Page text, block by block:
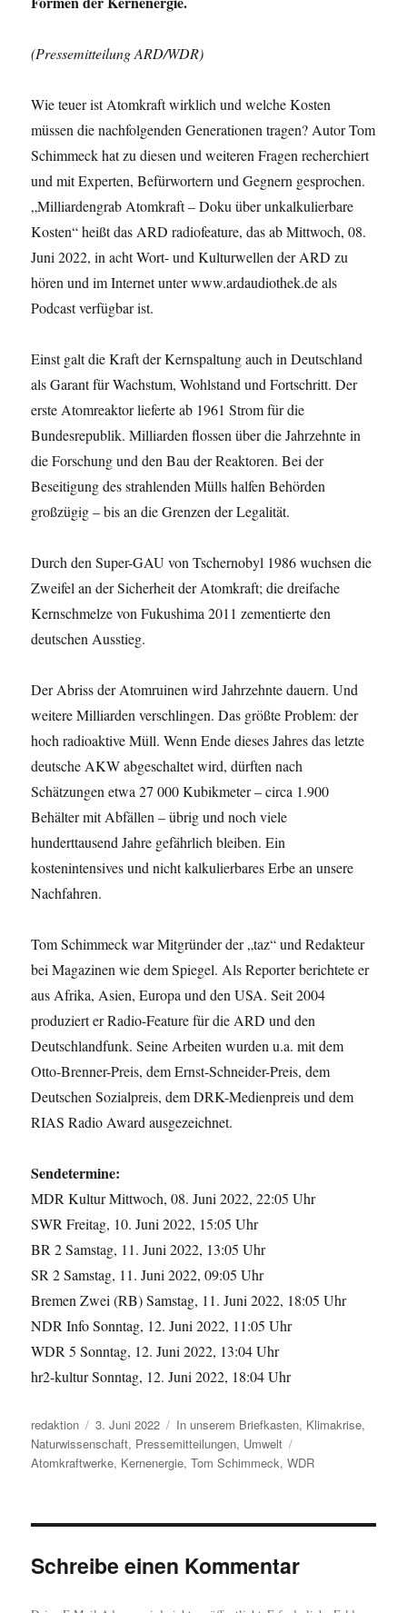
(Pressemitteilung ARD/WDR)
Wie teuer ist Atomkraft wirklich und welche Kosten
müssen die nachfolgenden Generationen tragen? Autor Tom
Schimmeck hat zu diesen und weiteren Fragen recherchiert
und mit Experten, Befürwortern und Gegnern gesprochen.
„Milliardengrab Atomkraft – Doku über unkalkulierbare
Kosten“ heißt das ARD radiofeature, das ab Mittwoch, 08.
Juni 2022, in acht Wort- und Kulturwellen der ARD zu
hören und im Internet unter www.ardaudiothek.de als
Podcast verfügbar ist.
Einst galt die Kraft der Kernspaltung auch in Deutschland
als Garant für Wachstum, Wohlstand und Fortschritt. Der
erste Atomreaktor lieferte ab 1961 Strom für die
Bundesrepublik. Milliarden flossen über die Jahrzehnte in
die Forschung und den Bau der Reaktoren. Bei der
Beseitigung des strahlenden Mülls halfen Behörden
großzügig – bis an die Grenzen der Legalität.
Durch den Super-GAU von Tschernobyl 1986 wuchsen die
Zweifel an der Sicherheit der Atomkraft; die dreifache
Kernschmelze von Fukushima 2011 zementierte den
deutschen Ausstieg.
Der Abriss der Atomruinen wird Jahrzehnte dauern. Und
weitere Milliarden verschlingen. Das größte Problem: der
hoch radioaktive Müll. Wenn Ende dieses Jahres das letzte
deutsche AKW abgeschaltet wird, dürften nach
Schätzungen etwa 27 000 Kubikmeter – circa 1.900
Behälter mit Abfällen – übrig und noch viele
hunderttausend Jahre gefährlich bleiben. Ein
kostenintensives und nicht kalkulierbares Erbe an unsere
Nachfahren.
Tom Schimmeck war Mitgründer der „taz“ und Redakteur
bei Magazinen wie dem Spiegel. Als Reporter berichtete er
aus Afrika, Asien, Europa und den USA. Seit 2004
produziert er Radio-Feature für die ARD und den
Deutschlandfunk. Seine Arbeiten wurden u.a. mit dem
Otto-Brenner-Preis, dem Ernst-Schneider-Preis, dem
Deutschen Sozialpreis, dem DRK-Medienpreis und dem
RIAS Radio Award ausgezeichnet.
Sendetermine:
MDR Kultur Mittwoch, 08. Juni 2022, 22:05 Uhr
SWR Freitag, 10. Juni 2022, 15:05 Uhr
BR 2 Samstag, 11. Juni 2022, 13:05 Uhr
SR 2 Samstag, 11. Juni 2022, 09:05 Uhr
Bremen Zwei (RB) Samstag, 11. Juni 2022, 18:05 Uhr
NDR Info Sonntag, 12. Juni 2022, 11:05 Uhr
WDR 5 Sonntag, 12. Juni 2022, 13:04 Uhr
hr2-kultur Sonntag, 12. Juni 2022, 18:04 Uhr
Autor
redaktion
Veröffentlicht
am
3. Juni 2022 Kategorien
In unserem Briefkasten, Klimakrise,
Naturwissenschaft, Pressemitteilungen, Umwelt
Atomkraftwerke, Kernenergie,Tom Schimmeck,WDR
Schreibe einen Kommentar